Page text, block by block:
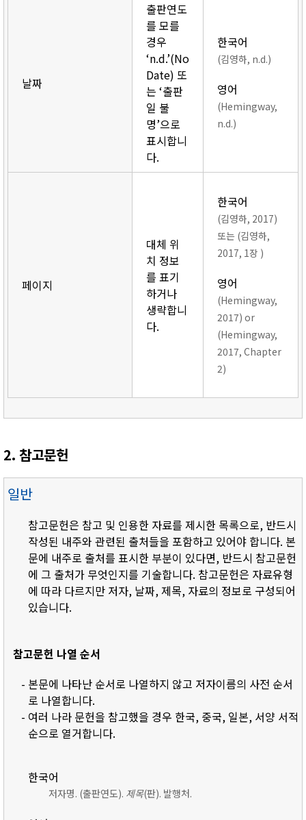
날짜
출판연도
를 모를
경우
‘n.d.’(No
Date) 또
는 ‘출판
일 불
명’으로
표시합니
다.
한국어
(김영하, n.d.)
영어
(Hemingway,
n.d.)
페이지
대체 위
치 정보
를 표기
하거나
생략합니
다.
한국어
(김영하, 2017)
또는 (김영하,
2017, 1장 )
영어
(Hemingway,
2017) or
(Hemingway,
2017, Chapter
2)
2. 참고문헌
일반
참고문헌은 참고 및 인용한 자료를 제시한 목록으로, 반드시
작성된 내주와 관련된 출처들을 포함하고 있어야 합니다. 본
문에 내주로 출처를 표시한 부분이 있다면, 반드시 참고문헌
에 그 출처가 무엇인지를 기술합니다. 참고문헌은 자료유형
에 따라 다르지만 저자, 날짜, 제목, 자료의 정보로 구성되어
있습니다.
참고문헌 나열 순서
- 본문에 나타난 순서로 나열하지 않고 저자이름의 사전 순서
로 나열합니다.
- 여러 나라 문헌을 참고했을 경우 한국, 중국, 일본, 서양 서적
순으로 열거합니다.
한국어
저자명. (출판연도). 제목(판). 발행처.